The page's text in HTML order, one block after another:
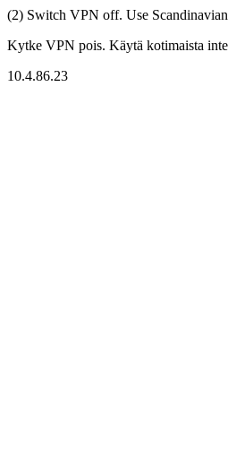
(2) Switch VPN off. Use
Kytke VPN pois. Käytä kotimaista
10.4.86.23